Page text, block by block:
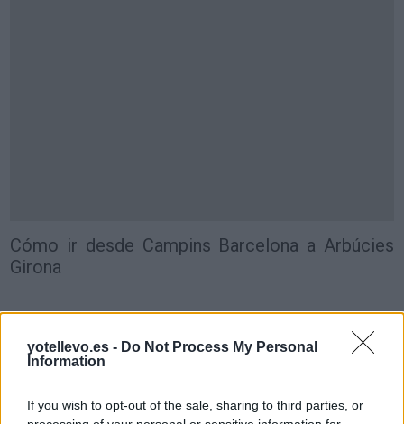
yotellevo.es - Do Not Process My Personal
Information
If you wish to opt-out of the sale, sharing to third parties, or
Cómo ir desde Campins Barcelona a Arbúcies
Girona